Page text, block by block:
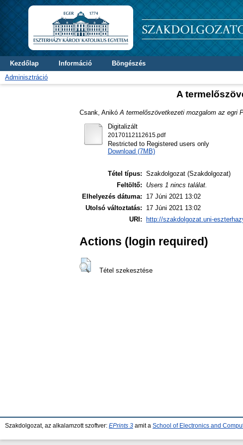
Kezdőlap Információ
Böngészés
Adminisztráció
A
Csank, Anikó A termelőszövetkezeti mozgalom az egri
Digitalizált
20170112112615.pdf
Restricted to Registered users only
Download (7MB)
Tétel típus: Szakdolgozat (Szakdolgozat)
Feltöltő:
Users 1 nincs találat.
Elhelyezés dátuma:
17 Júni 2021 13:02
Utolsó változtatás:
17 Júni 2021 13:02
URI:
http://szakdolgozat.uni-
Actions (login required)
Tétel szekesztése
Szakdolgozat, az alkalamzott szoftver: EPrints 3 amit a School of Electronics and